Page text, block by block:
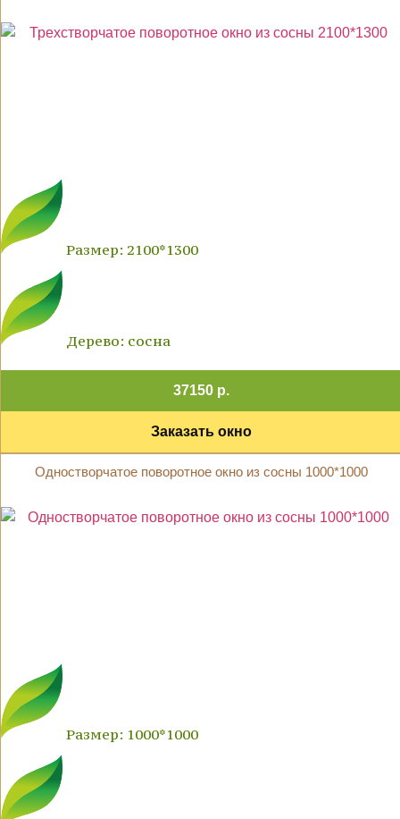
Размер: 2100*1300
Дерево: сосна
37150 р.
Заказать окно
Одностворчатое поворотное окно из сосны 1000*1000
Размер: 1000*1000